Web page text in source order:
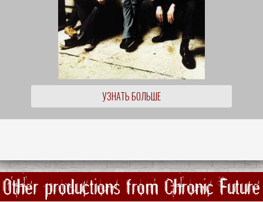
УЗНАТЬ БОЛЬШЕ
Other productions from Chronic Future